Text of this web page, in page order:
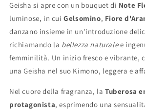
Geisha si apre con un bouquet di Note
luminose, in cuiGelsomino, Fiore
danzano insieme in un'introduzione
richiamando la bellezza naturalee
femminilità. Un inizio fresco e vibrante,
una Geisha nel suo Kimono, leggera e
Nel cuore della fragranza, la Tuberosa
protagonista, esprimendo una